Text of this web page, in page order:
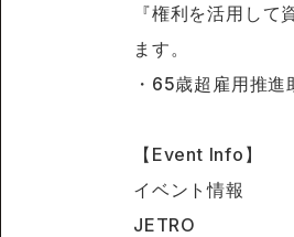
『権利を活用し
ます。
・65歳超雇用推進
【Event Info】
イベント情報
JETRO